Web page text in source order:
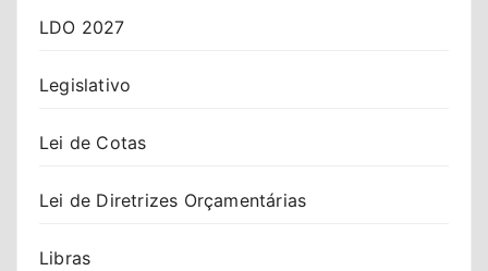
LDO 2027
Legislativo
Lei de Cotas
Lei de Diretrizes Orçamentárias
Libras